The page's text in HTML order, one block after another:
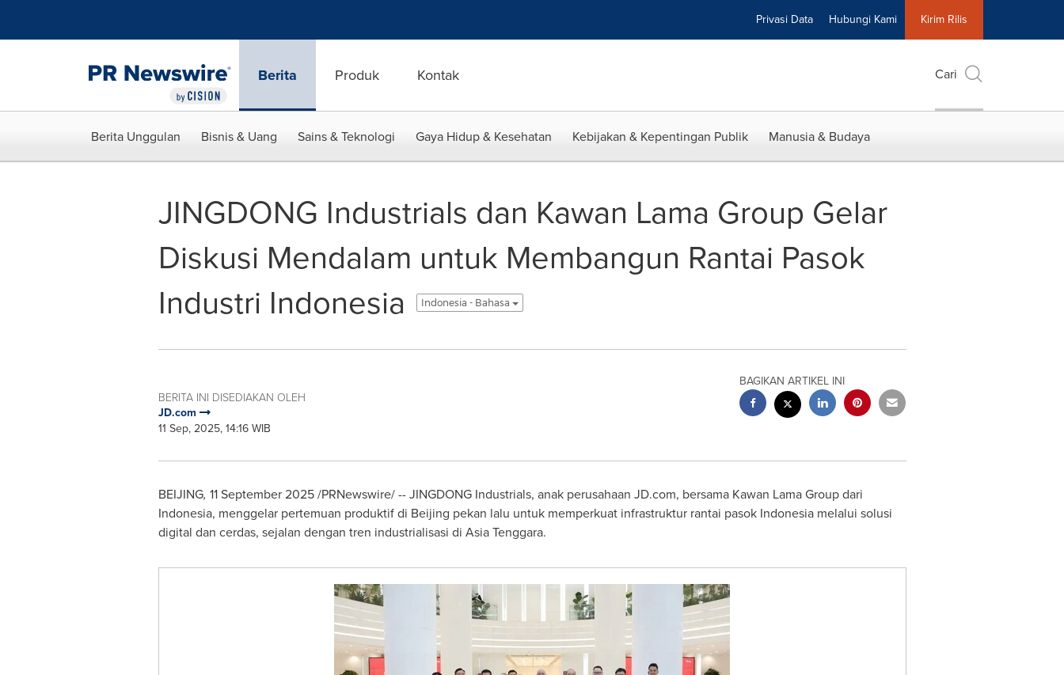
Privasi Data Hubungi Kami Kirim Rilis
Berita Produk Kontak Cari
Berita Unggulan Bisnis & Uang Sains & Teknologi Gaya Hidup & Kesehatan Kebijakan & Kepentingan Publik Manusia & Budaya
JINGDONG Industrials dan Kawan Lama Group Gelar
Diskusi Mendalam untuk Membangun Rantai Pasok
Industri Indonesia
Indonesia - Bahasa
BERITA INI DISEDIAKAN OLEH
JD.com
11 Sep, 2025, 14:16 WIB
BAGIKAN ARTIKEL INI
BEIJING, 11 September 2025/PRNewswire/ --JINGDONG Industrials, anak perusahaan JD.com, bersama Kawan Lama Group dari
Indonesia, menggelar pertemuan produktif di Beijing pekan lalu untuk memperkuat infrastruktur rantai pasok Indonesiamelalui solusi
digital dan cerdas, sejalan dengan tren industrialisasi di Asia Tenggara.